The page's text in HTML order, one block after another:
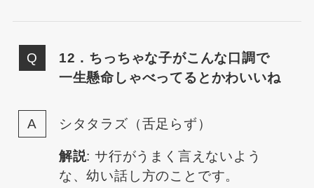
12．ちっちゃな子がこんな口調で
一生懸命しゃべってるとかわいいね
シタタラズ（舌足らず）
解説: サ行がうまく言えないよう
な、幼い話し方のことです。